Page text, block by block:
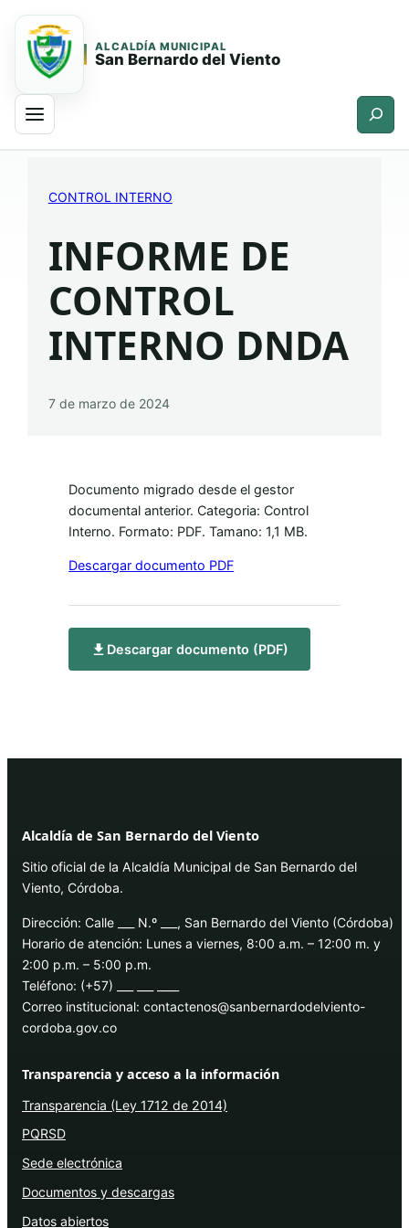
contenido
contenido
ALCALDÍA MUNICIPAL
San Bernardo del Viento
Buscar
CONTROL INTERNO
INFORME DE
CONTROL
INTERNO DNDA
7 de marzo de 2024
Documento migrado desde el gestor
documental anterior. Categoria: Control
Interno. Formato: PDF. Tamano: 1,1 MB.
Descargar documento PDF
Descargar documento (PDF)
Alcaldía de San Bernardo del Viento
Sitio oficial de la Alcaldía Municipal de San Bernardo del
Viento, Córdoba.
Dirección: Calle ___ N.º ___, San Bernardo del Viento (Córdoba)
Horario de atención: Lunes a viernes, 8:00 a.m. – 12:00 m. y
2:00 p.m. – 5:00 p.m.
Teléfono: (+57) ___ ___ ____
Correo institucional: contactenos@sanbernardodelviento-
cordoba.gov.co
Transparencia y acceso a la información
Transparencia (Ley 1712 de 2014)
PQRSD
Sede electrónica
Documentos y descargas
Datos abiertos